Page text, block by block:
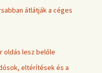
átlátják a céges
oldás lesz belőle
eltérítések és a